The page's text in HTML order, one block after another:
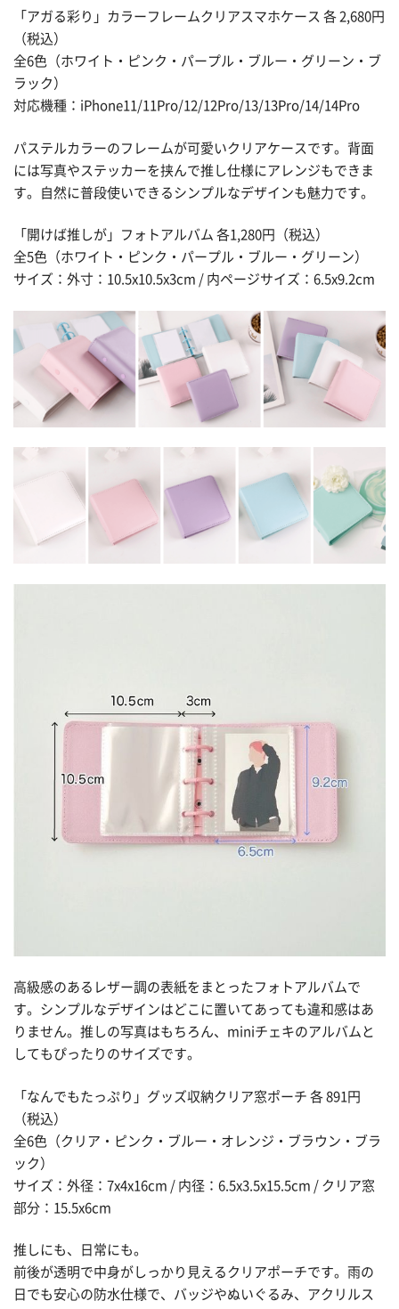
「アガる彩り」カラーフレームクリアスマホケース 各 2,680円
（税込）
全6色（ホワイト・ピンク・パープル・ブルー・グリーン・ブ
ラック）
対応機種：iPhone11/11Pro/12/12Pro/13/13Pro/14/14Pro
パステルカラーのフレームが可愛いクリアケースです。背面
には写真やステッカーを挟んで推し仕様にアレンジもできま
す。自然に普段使いできるシンプルなデザインも魅力です。
「開けば推しが」フォトアルバム 各1,280円（税込）
全5色（ホワイト・ピンク・パープル・ブルー・グリーン）
サイズ：外寸：10.5x10.5x3cm / 内ページサイズ：6.5x9.2cm
高級感のあるレザー調の表紙をまとったフォトアルバムで
す。シンプルなデザインはどこに置いてあっても違和感はあ
りません。推しの写真はもちろん、miniチェキのアルバムと
してもぴったりのサイズです。
「なんでもたっぷり」グッズ収納クリア窓ポーチ 各 891円
（税込）
全6色（クリア・ピンク・ブルー・オレンジ・ブラウン・ブラ
ック）
サイズ：外径：7x4x16cm / 内径：6.5x3.5x15.5cm / クリア窓
部分：15.5x6cm
推しにも、日常にも。
前後が透明で中身がしっかり見えるクリアポーチです。雨の
日でも安心の防水仕様で、バッジやぬいぐるみ、アクリルス